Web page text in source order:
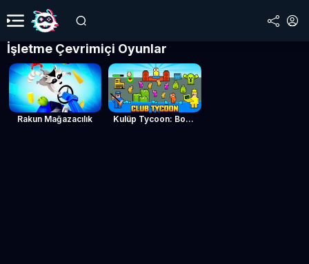
İşletme Çevrimiçi Oyunlar
Rakun Mağazacılık Kulüp Tycoon: Boşta Tıklama Oyunu